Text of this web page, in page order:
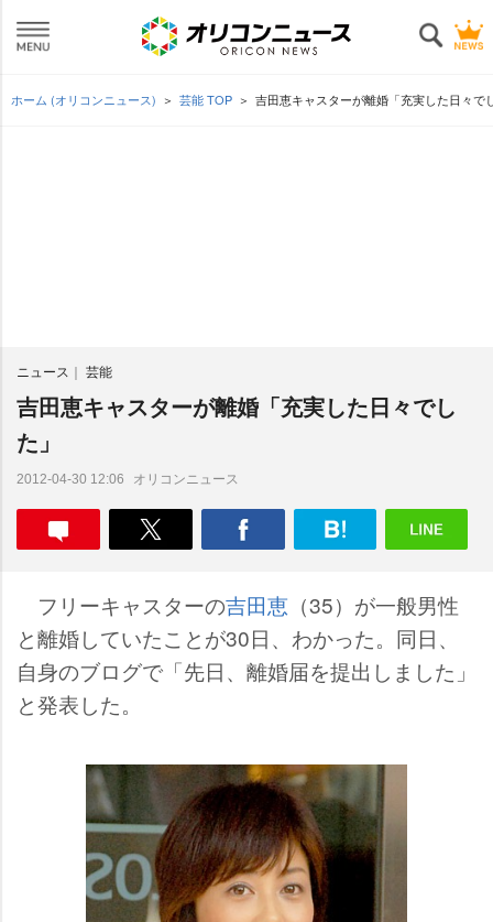
ホーム (オリコンニュース) 芸能 TOP 吉田恵キャスターが離婚「充実した日々で
ニュース 芸能
吉田恵キャスターが離婚「充実した日々でし
た」
2012-04-30 12:06 オリコンニュース
フリーキャスターの吉田恵 （35）が一般男性
と離婚していたことが30日、わかった。同日、
自身のブログで「先日、離婚届を提出しました」
と発表した。